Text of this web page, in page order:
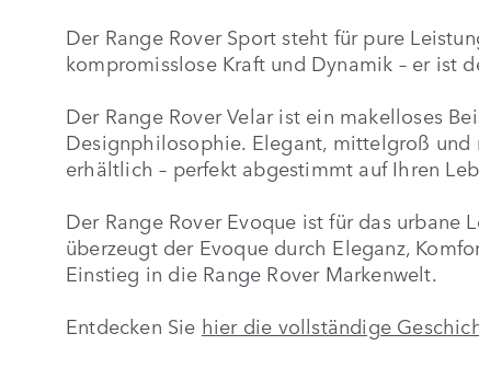
Der Range Rover Sport steht für pure
kompromisslose Kraft und Dynamik – er ist
Der Range Rover Velar ist ein makelloses
Designphilosophie. Elegant, mittelgroß
erhältlich – perfekt abgestimmt auf Ihren
Der Range Rover Evoque ist für das urbane
überzeugt der Evoque durch Eleganz,
Einstieg in die Range Rover Markenwelt.
Entdecken Sie hier die vollständige